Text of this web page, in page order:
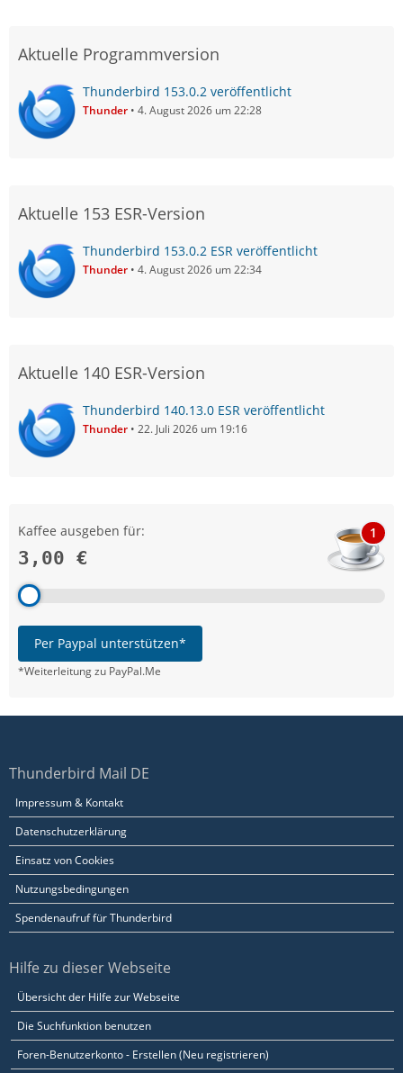
Aktuelle Programmversion
Thunderbird 153.0.2 veröffentlicht
Thunder 4. August 2026 um 22:28
Aktuelle 153 ESR-Version
Thunderbird 153.0.2 ESR veröffentlicht
Thunder 4. August 2026 um 22:34
Aktuelle 140 ESR-Version
Thunderbird 140.13.0 ESR veröffentlicht
Thunder 22. Juli 2026 um 19:16
Kaffee ausgeben für:
3,00 €
1
Per Paypal unterstützen*
*Weiterleitung zu PayPal.Me
Thunderbird Mail DE
Impressum & Kontakt
Datenschutzerklärung
Einsatz von Cookies
Nutzungsbedingungen
Spendenaufruf für Thunderbird
Hilfe zu dieser Webseite
Übersicht der Hilfe zur Webseite
Die Suchfunktion benutzen
Foren-Benutzerkonto - Erstellen (Neu registrieren)